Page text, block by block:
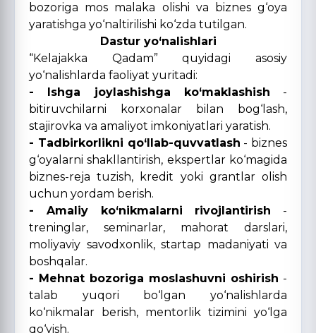
bozoriga mos malaka olishi va biznes g‘oya
yaratishga yo‘naltirilishi ko‘zda tutilgan.
Dastur yo‘nalishlari
“Kelajakka Qadam” quyidagi asosiy
yo‘nalishlarda faoliyat yuritadi:
- Ishga joylashishga ko‘maklashish -
bitiruvchilarni korxonalar bilan bog‘lash,
stajirovka va amaliyot imkoniyatlari yaratish.
- Tadbirkorlikni qo‘llab-quvvatlash - biznes
g‘oyalarni shakllantirish, ekspertlar ko‘magida
biznes-reja tuzish, kredit yoki grantlar olish
uchun yordam berish.
- Amaliy ko‘nikmalarni rivojlantirish -
treninglar, seminarlar, mahorat darslari,
moliyaviy savodxonlik, startap madaniyati va
boshqalar.
- Mehnat bozoriga moslashuvni oshirish -
talab yuqori bo‘lgan yo‘nalishlarda
ko‘nikmalar berish, mentorlik tizimini yo‘lga
qo‘yish.